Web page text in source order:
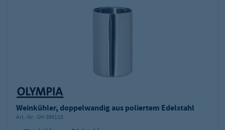
Weinkühler, doppelwandig aus poliertem Edelstahl
Art.-Nr.: GH-DM118